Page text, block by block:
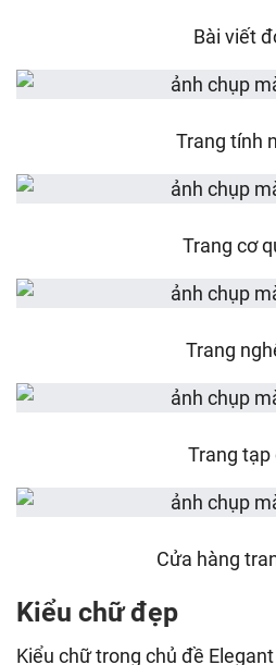
Bài viết
Trang tính
Trang cơ
Trang
Trang tạp
Cửa hàng
Kiểu chữ đẹp
Kiểu chữ trong chủ đề